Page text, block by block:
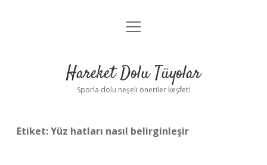
Anasayfa
Yasal Uyarı
menüyü
Hareket Dolu Tüyolar
Sporla dolu neşeli öneriler keşfet!
Etiket:Yüz hatları nasıl belirginleşir